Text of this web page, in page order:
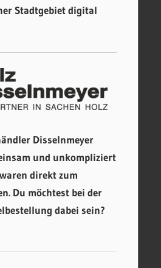
Stadtgebiet digital
Disselnmeyer
und unkompliziert
direkt zum
Du möchtest bei der
dabei sein?